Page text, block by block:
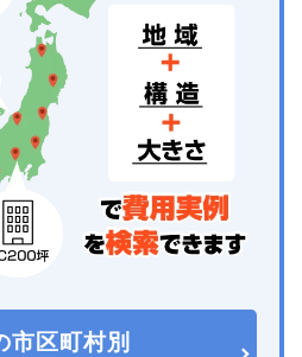
市区町村別